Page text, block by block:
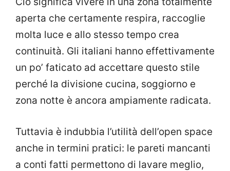
aperta che certamente respira, raccoglie
molta luce e allo stesso tempo crea
continuità. Gli italiani hanno effettivamente
un po’ faticato ad accettare questo stile
perché la divisione cucina, soggiorno e
zona notte è ancora ampiamente radicata.
Tuttavia è indubbia l’utilità dell’open space
anche in termini pratici: le pareti mancanti
a conti fatti permettono di lavare meglio,